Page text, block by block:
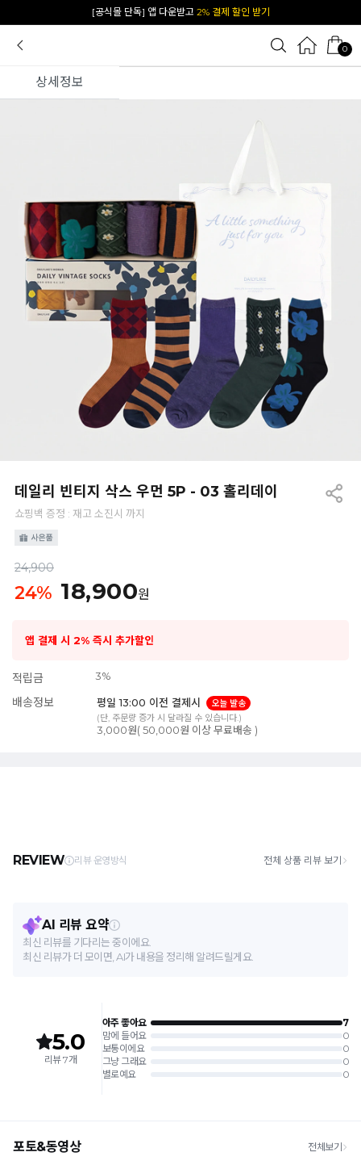
카카오 플친 추가하면1천원 즉시 할인 쿠폰
0
상세정보
데일리 빈티지 삭스 우먼 5P - 03 홀리데이
쇼핑백 증정 : 재고 소진시 까지
24,900
24% 18,900원
앱 결제 시 2% 즉시 추가할인
적립금 3%
배송정보 평일 13:00 이전 결제시
오늘 발송
(단, 주문량 증가 시 달라질 수 있습니다.)
3,000원( 50,000원 이상 무료배송 )